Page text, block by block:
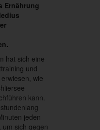
Ernährung
hat sich eine
und
wie
kann.
jeden
um sich gegen